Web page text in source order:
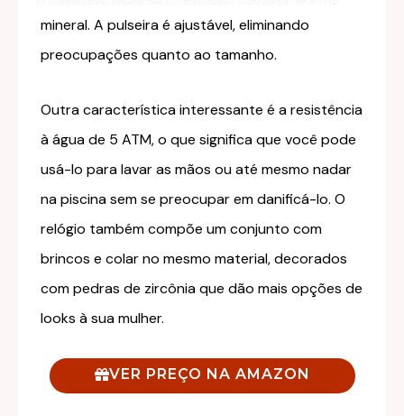
mineral. A pulseira é ajustável, eliminando
preocupações quanto ao tamanho.
Outra característica interessante é a resistência
à água de 5 ATM, o que significa que você pode
usá-lo para lavar as mãos ou até mesmo nadar
na piscina sem se preocupar em danificá-lo. O
relógio também compõe um conjunto com
brincos e colar no mesmo material, decorados
com pedras de zircônia que dão mais opções de
looks à sua mulher.
VER PREÇO NA AMAZON